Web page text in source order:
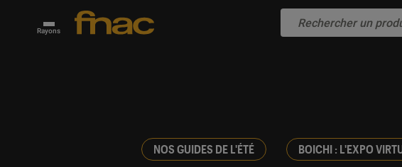
Rayons
NOS GUIDES DE L'ÉTÉ BOICHI : L'EXPO